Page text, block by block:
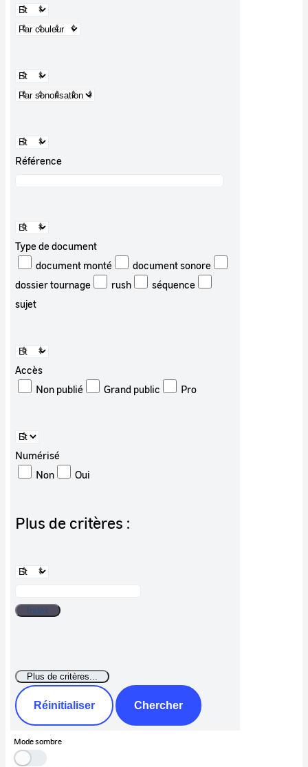
Référence
Type de document
document monté
document sonore
dossier tournage
rush
séquence
sujet
Accès
Non publié
Grand public Pro
Numérisé
Non
Oui
Plus de critères :
Réinitialiser Chercher
Mode sombre